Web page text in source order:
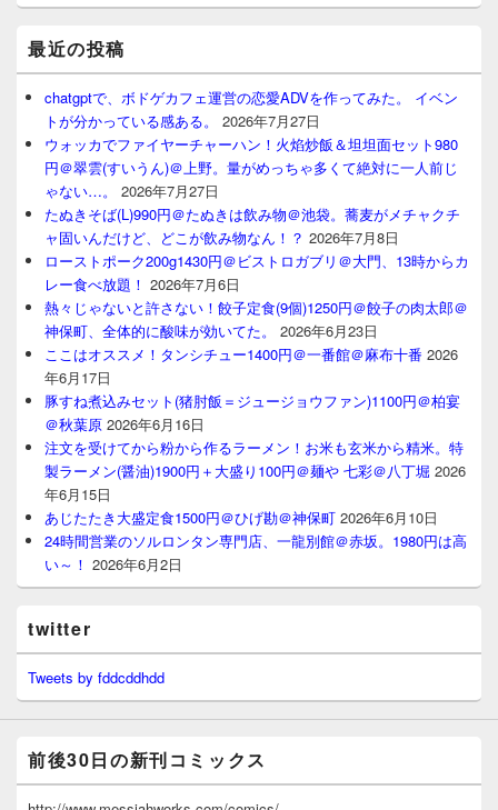
最近の投稿
chatgptで、ボドゲカフェ運営の恋愛ADVを作ってみた。 イベン
トが分かっている感ある。
2026年7月27日
ウォッカでファイヤーチャーハン！火焰炒飯＆坦坦面セット980
円＠翠雲(すいうん)＠上野。量がめっちゃ多くて絶対に一人前じ
ゃない…。
2026年7月27日
たぬきそば(L)990円＠たぬきは飲み物＠池袋。蕎麦がメチャクチ
ャ固いんだけど、どこが飲み物なん！？ 2026年7月8日
ローストポーク200g1430円＠ビストロガブリ＠大門、13時からカ
レー食べ放題！ 2026年7月6日
熱々じゃないと許さない！餃子定食(9個)1250円＠餃子の肉太郎＠
神保町、全体的に酸味が効いてた。
2026年6月23日
ここはオススメ！タンシチュー1400円＠一番館＠麻布十番 2026
年6月17日
豚すね煮込みセット(猪肘飯＝ジュージョウファン)1100円＠柏宴
＠秋葉原 2026年6月16日
注文を受けてから粉から作るラーメン！お米も玄米から精米。特
製ラーメン(醤油)1900円＋大盛り100円＠麺や 七彩＠八丁堀 2026
年6月15日
あじたたき大盛定食1500円＠ひげ勘＠神保町 2026年6月10日
24時間営業のソルロンタン専門店、一龍別館＠赤坂。1980円は高
い～！ 2026年6月2日
twitter
Tweets by fddcddhdd
前後30日の新刊コミックス